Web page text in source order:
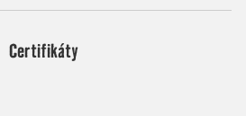
Certifikáty